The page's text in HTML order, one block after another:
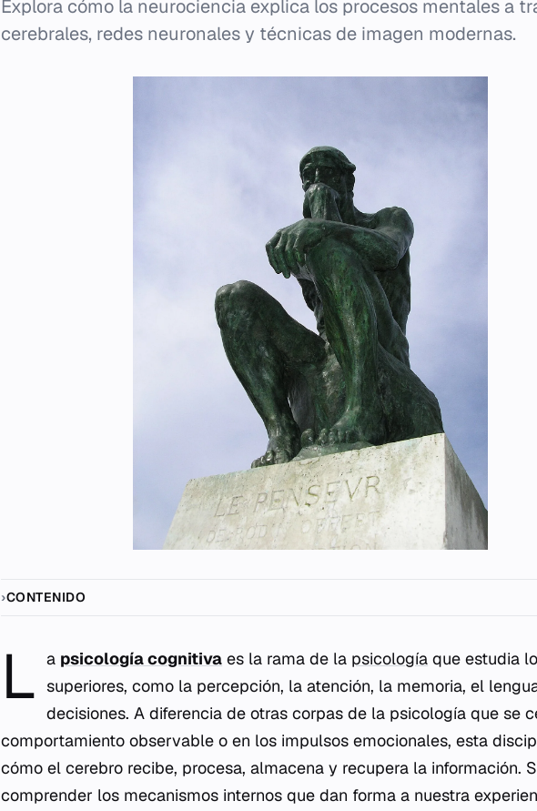
Explora cómo la neurociencia explica los procesos mentales a
cerebrales, redes neuronales y técnicas de imagen modernas.
CONTENIDO
L a psicología cognitiva es la rama de la psicología que estudia
superiores, como la percepción, la atención, la memoria, el
decisiones. A diferencia de otras corpas de la psicología que se
comportamiento observable o en los impulsos emocionales, esta
cómo el cerebro recibe, procesa, almacena y recupera la información.
comprender los mecanismos internos que dan forma a nuestra